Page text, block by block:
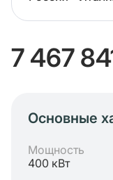
7 467
Основные
Мощность
400 кВт